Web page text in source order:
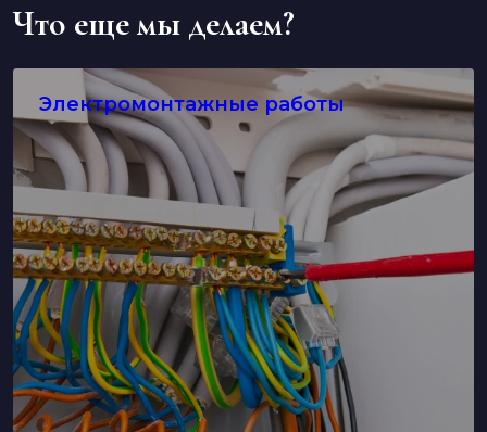
Что еще мы делаем?
Электромонтажные работы